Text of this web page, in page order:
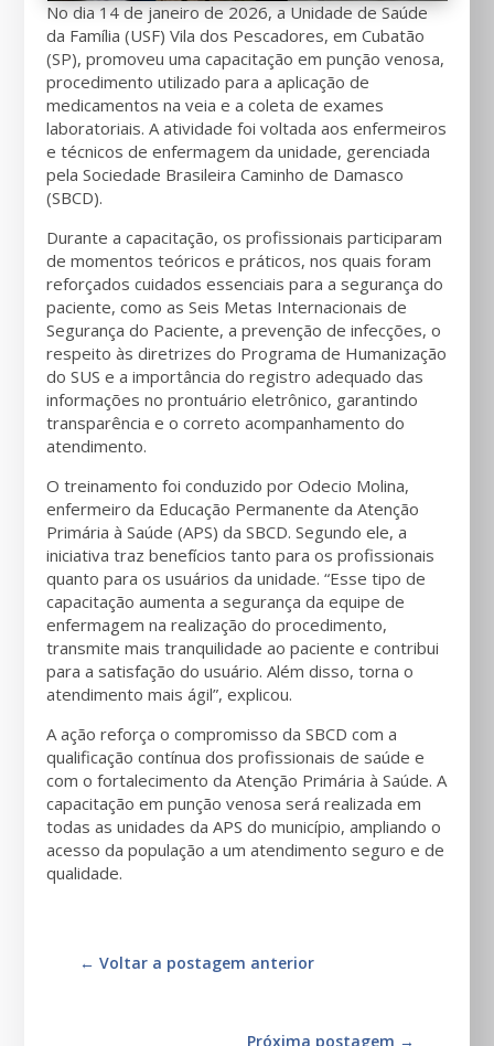
No dia 14 de janeiro de 2026, a Unidade de Saúde
da Família (USF) Vila dos Pescadores, em Cubatão
(SP), promoveu uma capacitação em punção venosa,
procedimento utilizado para a aplicação de
medicamentos na veia e a coleta de exames
laboratoriais. A atividade foi voltada aos enfermeiros
e técnicos de enfermagem da unidade, gerenciada
pela Sociedade Brasileira Caminho de Damasco
(SBCD).
Durante a capacitação, os profissionais participaram
de momentos teóricos e práticos, nos quais foram
reforçados cuidados essenciais para a segurança do
paciente, como as Seis Metas Internacionais de
Segurança do Paciente, a prevenção de infecções, o
respeito às diretrizes do Programa de Humanização
do SUS e a importância do registro adequado das
informações no prontuário eletrônico, garantindo
transparência e o correto acompanhamento do
atendimento.
O treinamento foi conduzido por Odecio Molina,
enfermeiro da Educação Permanente da Atenção
Primária à Saúde (APS) da SBCD. Segundo ele, a
iniciativa traz benefícios tanto para os profissionais
quanto para os usuários da unidade. “Esse tipo de
capacitação aumenta a segurança da equipe de
enfermagem na realização do procedimento,
transmite mais tranquilidade ao paciente e contribui
para a satisfação do usuário. Além disso, torna o
atendimento mais ágil”, explicou.
A ação reforça o compromisso da SBCD com a
qualificação contínua dos profissionais de saúde e
com o fortalecimento da Atenção Primária à Saúde. A
capacitação em punção venosa será realizada em
todas as unidades da APS do município, ampliando o
acesso da população a um atendimento seguro e de
qualidade.
←Voltar a postagem anterior
Próxima postagem →